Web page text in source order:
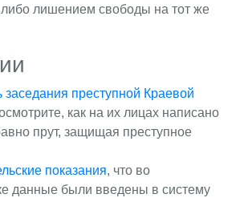
либо лишением свободы на тот же
заседания преступной Краевой
как на их лицах написано
прут, защищая преступное
показания, что во
данные были введены в систему